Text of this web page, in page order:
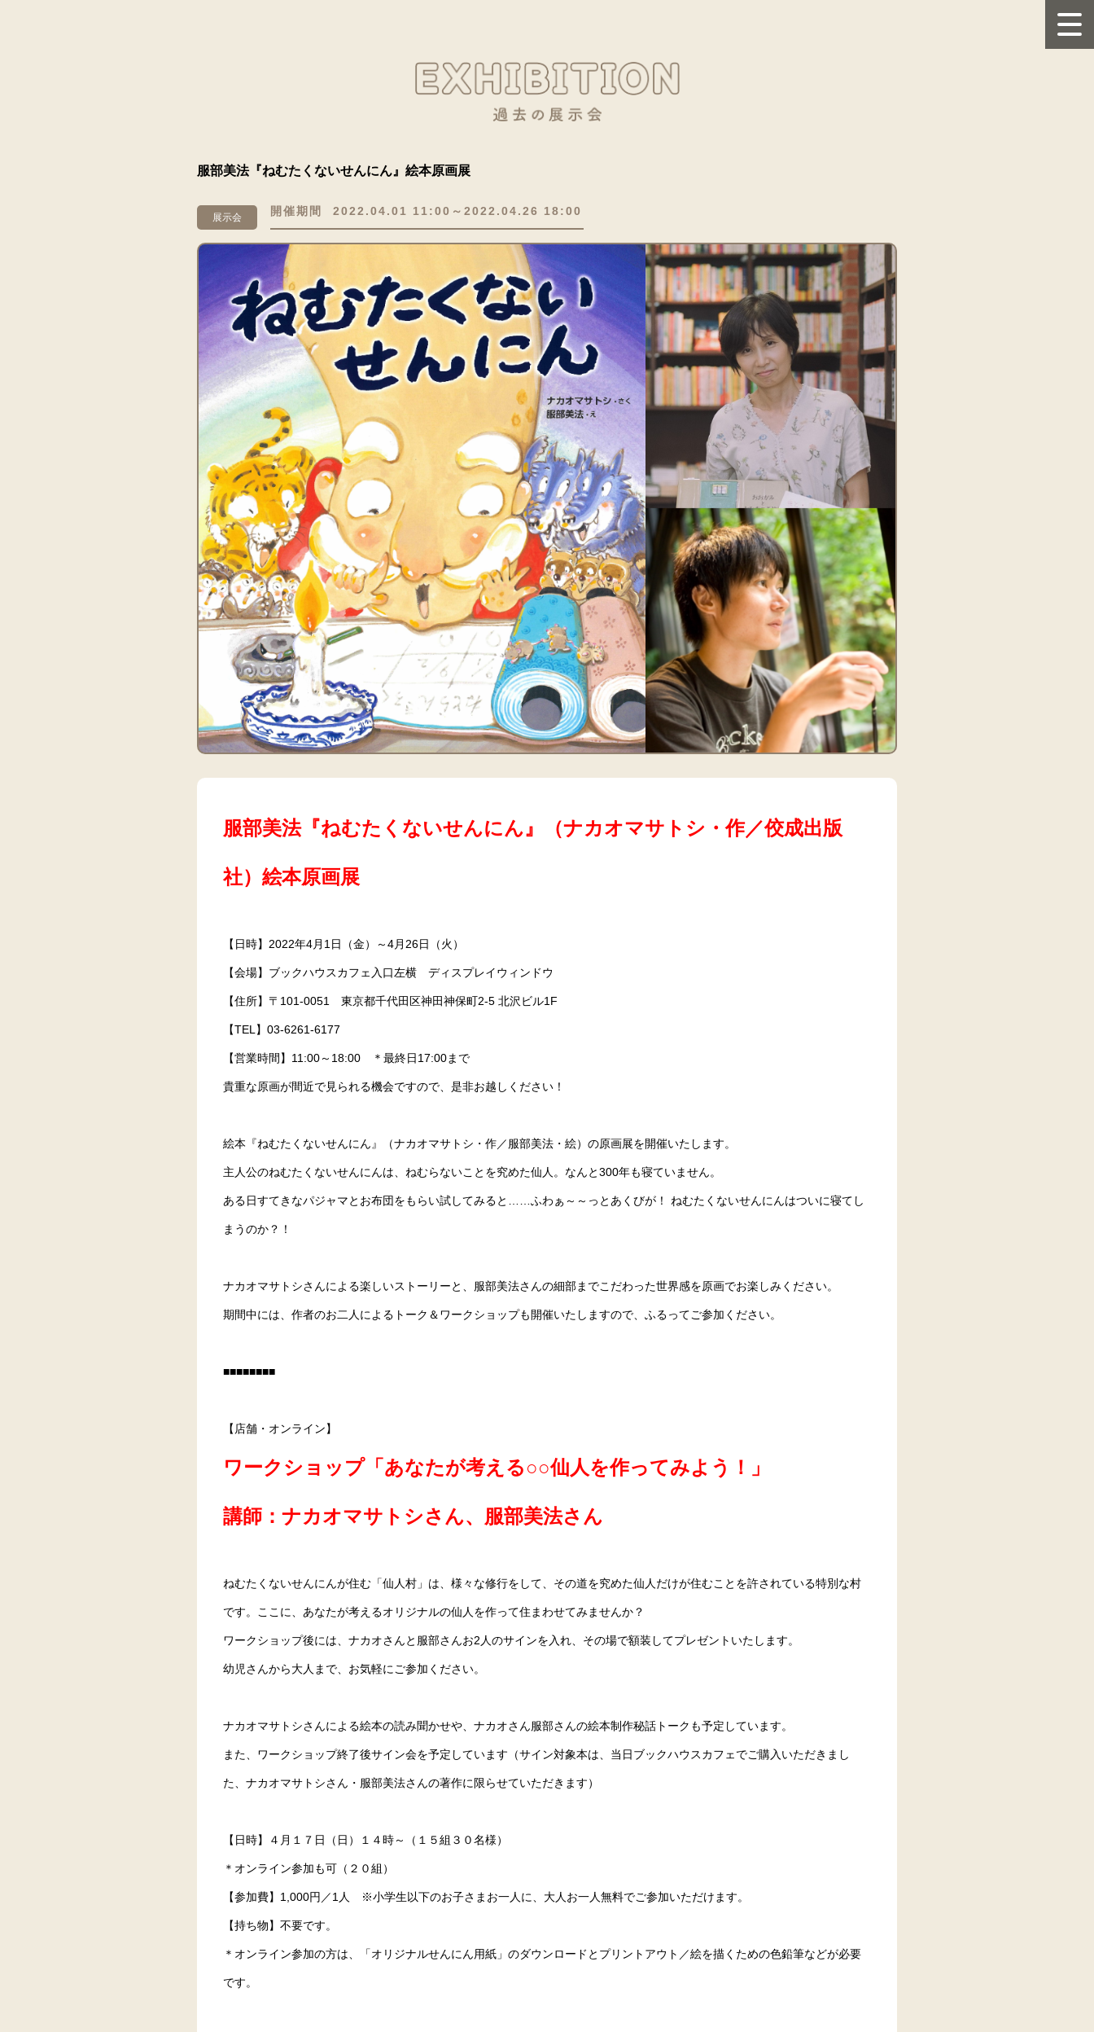
服部美法『ねむたくないせんにん』絵本原画展
展示会 開催期間 2022.04.01 11:00～2022.04.26 18:00
服部美法『ねむたくないせんにん』（ナカオマサトシ・作／佼成出版
社）絵本原画展
【日時】2022年4月1日（金）～4月26日（火）
【会場】ブックハウスカフェ入口左横 ディスプレイウィンドウ
【住所】〒101-0051 東京都千代田区神田神保町2-5 北沢ビル1F
【TEL】03-6261-6177
【営業時間】11:00～18:00 ＊最終日17:00まで
貴重な原画が間近で見られる機会ですので、是非お越しください！
絵本『ねむたくないせんにん』（ナカオマサトシ・作／服部美法・絵）の原画展を開催いたします。
主人公のねむたくないせんにんは、ねむらないことを究めた仙人。なんと300年も寝ていません。
ある日すてきなパジャマとお布団をもらい試してみると……ふわぁ～～っとあくびが！ ねむたくないせんにんはついに寝てし
まうのか？！
ナカオマサトシさんによる楽しいストーリーと、服部美法さんの細部までこだわった世界感を原画でお楽しみください。
期間中には、作者のお二人によるトーク＆ワークショップも開催いたしますので、ふるってご参加ください。
■■■■■■■■
【店舗・オンライン】
ワークショップ「あなたが考える○○仙人を作ってみよう！」
講師：ナカオマサトシさん、服部美法さん
ねむたくないせんにんが住む「仙人村」は、様々な修行をして、その道を究めた仙人だけが住むことを許されている特別な村
です。ここに、あなたが考えるオリジナルの仙人を作って住まわせてみませんか？
ワークショップ後には、ナカオさんと服部さんお2人のサインを入れ、その場で額装してプレゼントいたします。
幼児さんから大人まで、お気軽にご参加ください。
ナカオマサトシさんによる絵本の読み聞かせや、ナカオさん服部さんの絵本制作秘話トークも予定しています。
また、ワークショップ終了後サイン会を予定しています（サイン対象本は、当日ブックハウスカフェでご購入いただきまし
た、ナカオマサトシさん・服部美法さんの著作に限らせていただきます）
【日時】４月１７日（日）１４時～（１５組３０名様）
＊オンライン参加も可（２０組）
【参加費】1,000円／1人 ※小学生以下のお子さまお一人に、大人お一人無料でご参加いただけます。
【持ち物】不要です。
＊オンライン参加の方は、「オリジナルせんにん用紙」のダウンロードとプリントアウト／絵を描くための色鉛筆などが必要
です。